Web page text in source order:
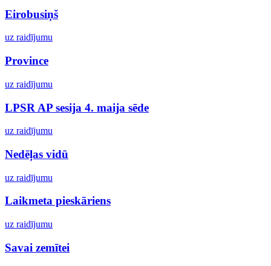
Eirobusiņš
uz raidījumu
Province
uz raidījumu
LPSR AP sesija 4. maija sēde
uz raidījumu
Nedēļas vidū
uz raidījumu
Laikmeta pieskāriens
uz raidījumu
Savai zemītei